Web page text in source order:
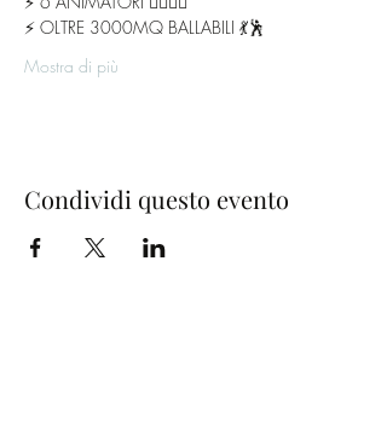
⚡️ OLTRE 3000MQ BALLABILI 💃🕺
Mostra di più
Condividi questo evento